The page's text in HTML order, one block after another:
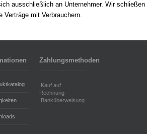
ausschließlich an Unternehmer. Wir schließen
Verträge mit Verbrauchern.
Zahlungsmethoden
Kauf auf
Rechnung
Banküberweisung